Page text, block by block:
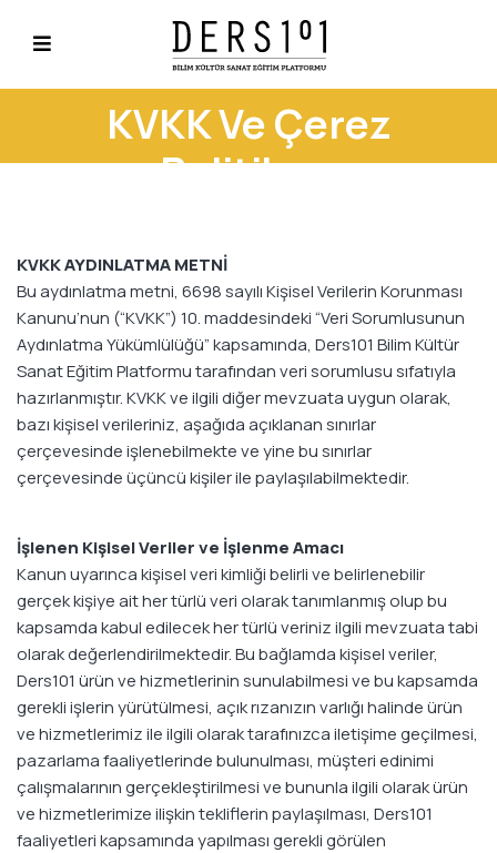
KVKK Ve Çerez
Politikası
KVKK AYDINLATMA METNİ
Bu aydınlatma metni, 6698 sayılı Kişisel Verilerin Korunması
Kanunu’nun (“KVKK”) 10. maddesindeki “Veri Sorumlusunun
Aydınlatma Yükümlülüğü” kapsamında, Ders101 Bilim Kültür
Sanat Eğitim Platformu tarafından veri sorumlusu sıfatıyla
hazırlanmıştır. KVKK ve ilgili diğer mevzuata uygun olarak,
bazı kişisel verileriniz, aşağıda açıklanan sınırlar
çerçevesinde işlenebilmekte ve yine bu sınırlar
çerçevesinde üçüncü kişiler ile paylaşılabilmektedir.
İşlenen Kişisel Veriler ve İşlenme Amacı
Kanun uyarınca kişisel veri kimliği belirli ve belirlenebilir
gerçek kişiye ait her türlü veri olarak tanımlanmış olup bu
kapsamda kabul edilecek her türlü veriniz ilgili mevzuata tabi
olarak değerlendirilmektedir. Bu bağlamda kişisel veriler,
Ders101 ürün ve hizmetlerinin sunulabilmesi ve bu kapsamda
gerekli işlerin yürütülmesi, açık rızanızın varlığı halinde ürün
ve hizmetlerimiz ile ilgili olarak tarafınızca iletişime geçilmesi,
pazarlama faaliyetlerinde bulunulması, müşteri edinimi
çalışmalarının gerçekleştirilmesi ve bununla ilgili olarak ürün
ve hizmetlerimize ilişkin tekliflerin paylaşılması, Ders101
faaliyetleri kapsamında yapılması gerekli görülen